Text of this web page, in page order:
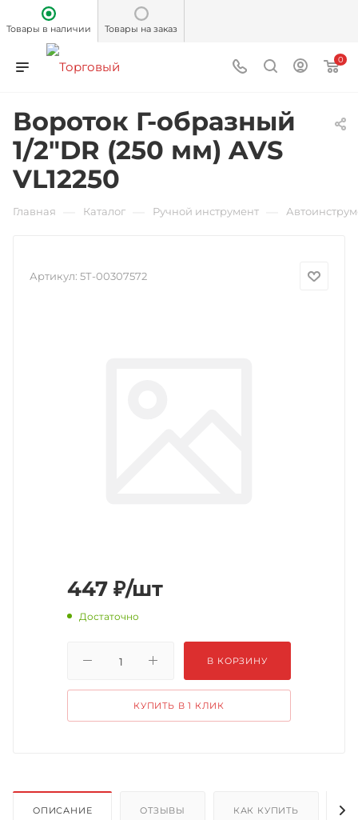
Товары в наличии Товары на заказ
0
Вороток Г-образный
1/2"DR (250 мм) AVS
VL12250
Главная Каталог Ручной инструмент
Артикул: 5Т-00307572
447 ₽/шт
Достаточно
В КОРЗИНУ
КУПИТЬ В 1 КЛИК
ОПИСАНИЕ ОТЗЫВЫ КАК КУПИТЬ